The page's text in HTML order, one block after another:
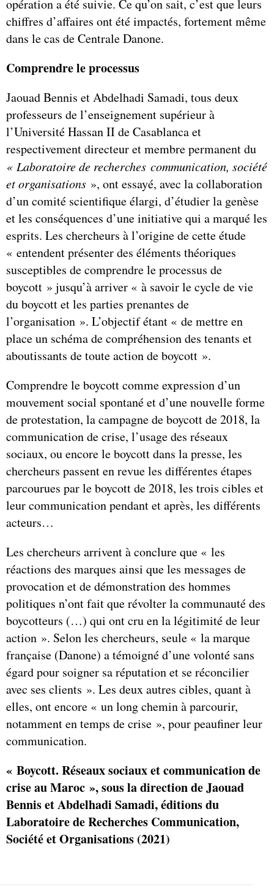
opération a été suivie. Ce qu’on sait, c’est que leurs
chiffres d’affaires ont été impactés, fortement même
dans le cas de Centrale Danone.
Comprendre le processus
Jaouad Bennis et Abdelhadi Samadi, tous deux
professeurs de l’enseignement supérieur à
l’Université Hassan II de Casablanca et
respectivement directeur et membre permanent du
« Laboratoire de recherches communication, société
et organisations », ont essayé, avec la collaboration
d’un comité scientifique élargi, d’étudier la genèse
et les conséquences d’une initiative qui a marqué les
esprits. Les chercheurs à l’origine de cette étude
« entendent présenter des éléments théoriques
susceptibles de comprendre le processus de
boycott » jusqu’à arriver « à savoir le cycle de vie
du boycott et les parties prenantes de
l’organisation ». L’objectif étant « de mettre en
place un schéma de compréhension des tenants et
aboutissants de toute action de boycott ».
Comprendre le boycott comme expression d’un
mouvement social spontané et d’une nouvelle forme
de protestation, la campagne de boycott de 2018, la
communication de crise, l’usage des réseaux
sociaux, ou encore le boycott dans la presse, les
chercheurs passent en revue les différentes étapes
parcourues par le boycott de 2018, les trois cibles et
leur communication pendant et après, les différents
acteurs…
Les chercheurs arrivent à conclure que « les
réactions des marques ainsi que les messages de
provocation et de démonstration des hommes
politiques n’ont fait que révolter la communauté des
boycotteurs (…) qui ont cru en la légitimité de leur
action ». Selon les chercheurs, seule « la marque
française (Danone) a témoigné d’une volonté sans
égard pour soigner sa réputation et se réconcilier
avec ses clients ». Les deux autres cibles, quant à
elles, ont encore « un long chemin à parcourir,
notamment en temps de crise », pour peaufiner leur
communication.
« Boycott. Réseaux sociaux et communication de
crise au Maroc », sous la direction de Jaouad
Bennis et Abdelhadi Samadi, éditions du
Laboratoire de Recherches Communication,
Société et Organisations (2021)